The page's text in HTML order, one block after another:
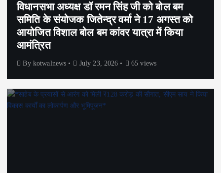
विधानसभा अध्यक्ष डॉ रमन सिंह जी को बोल बम
समिति के संयोजक जितेन्द्र वर्मा ने 17 अगस्त को
आयोजित विशाल बोल बम कांवर यात्रा में किया
आमंत्रित
By kotwalnews July 23, 2026 65 views